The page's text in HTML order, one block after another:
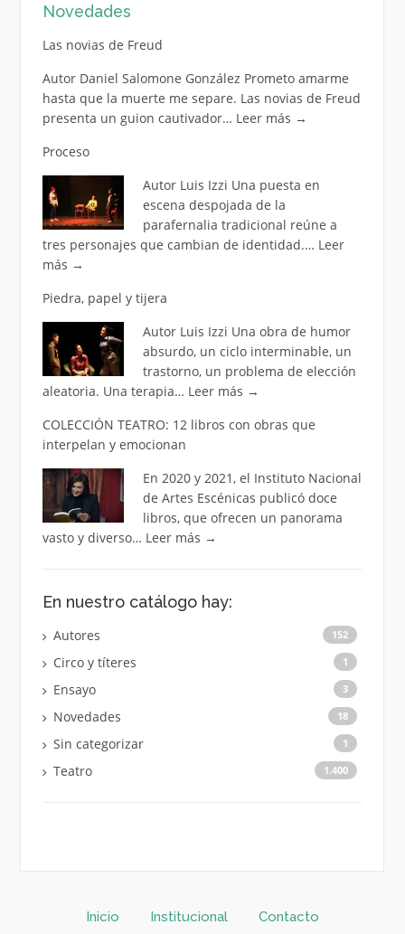
Novedades
Las novias de Freud
Autor Daniel Salomone González Prometo amarme
hasta que la muerte me separe. Las novias de Freud
presenta un guion cautivador… Leer más →
Proceso
Autor Luis Izzi Una puesta en
escena despojada de la
parafernalia tradicional reúne a
tres personajes que cambian de identidad.… Leer
más →
Piedra, papel y tijera
Autor Luis Izzi Una obra de humor
absurdo, un ciclo interminable, un
trastorno, un problema de elección
aleatoria. Una terapia… Leer más →
COLECCIÓN TEATRO: 12 libros con obras que
interpelan y emocionan
En 2020 y 2021, el Instituto Nacional
de Artes Escénicas publicó doce
libros, que ofrecen un panorama
vasto y diverso… Leer más →
En nuestro catálogo hay:
Autores 152
Circo y títeres 1
Ensayo 3
Novedades 18
Sin categorizar 1
Teatro 1.400
Inicio Institucional Contacto